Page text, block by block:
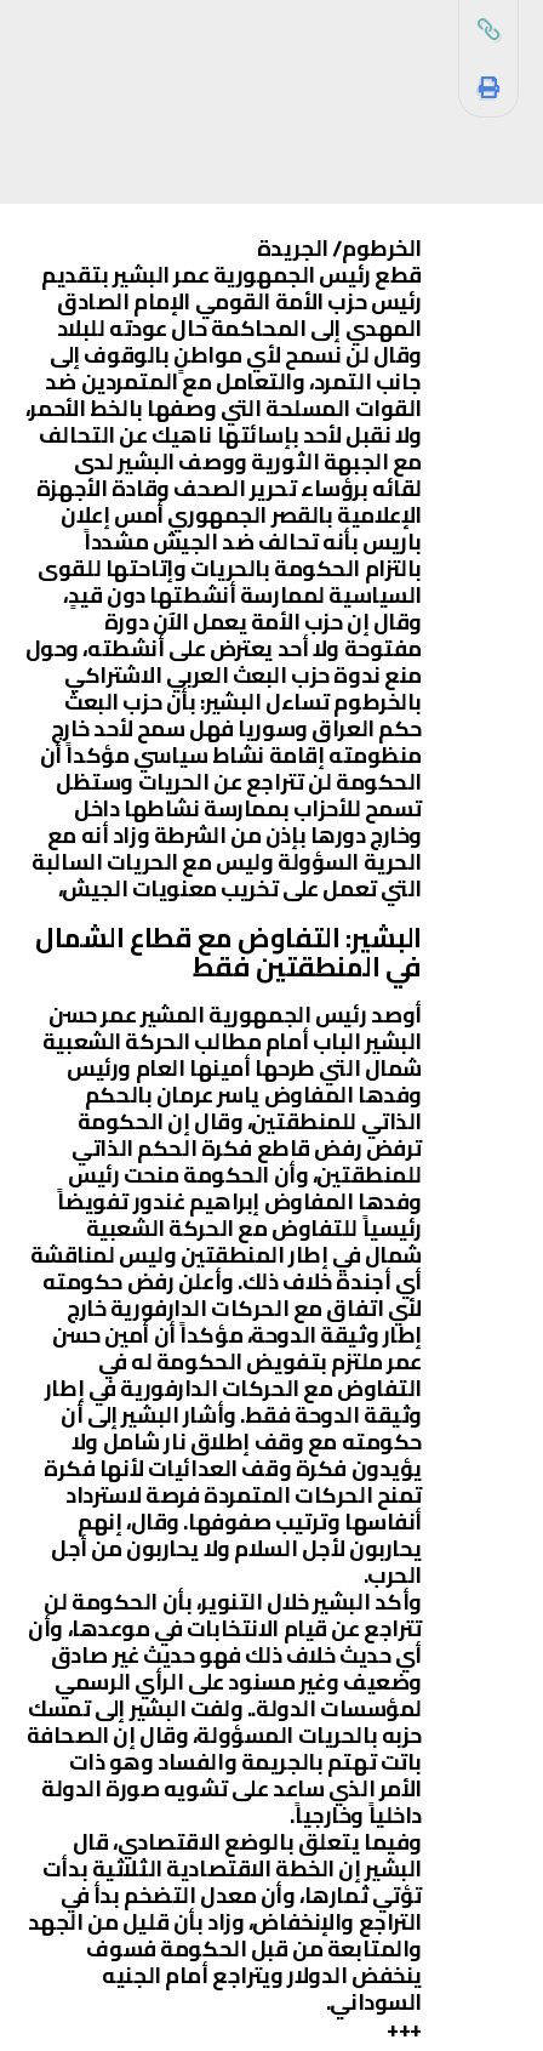
الخرطوم/ الجريدة
قطع رئيس الجمهورية عمر البشير بتقديم
رئيس حزب الأمة القومي الإمام الصادق
المهدي إلى المحاكمة حال عودته للبلاد
وقال لن نسمح لأي مواطنٍ بالوقوف إلى
جانب التمرد، والتعامل مع المتمردين ضد
القوات المسلحة التي وصفها بالخط الأحمر،
ولا نقبل لأحد بإسائتها ناهيك عن التحالف
مع الجبهة الثورية ووصف البشير لدى
لقائه برؤساء تحرير الصحف وقادة الأجهزة
الإعلامية بالقصر الجمهوري أمس إعلان
باريس بأنه تحالف ضد الجيش مشدداً
بالتزام الحكومة بالحريات وإتاحتها للقوى
السياسية لممارسة أنشطتها دون قيدٍ،
وقال إن حزب الأمة يعمل الآن دورة
مفتوحة ولا أحد يعترض على أنشطته، وحول
منع ندوة حزب البعث العربي الاشتراكي
بالخرطوم تساءل البشير: بأن حزب البعث
حكم العراق وسوريا فهل سمح لأحد خارج
منظومته إقامة نشاط سياسي مؤكداً أن
الحكومة لن تتراجع عن الحريات وستظل
تسمح للأحزاب بممارسة نشاطها داخل
وخارج دورها بإذن من الشرطة وزاد أنه مع
الحرية السؤولة وليس مع الحريات السالبة
التي تعمل على تخريب معنويات الجيش،
البشير: التفاوض مع قطاع الشمال
في المنطقتين فقط
أوصد رئيس الجمهورية المشير عمر حسن
البشير الباب أمام مطالب الحركة الشعبية
شمال التي طرحها أمينها العام ورئيس
وفدها المفاوض ياسر عرمان بالحكم
الذاتي للمنطقتين، وقال إن الحكومة
ترفض رفض قاطع فكرة الحكم الذاتي
للمنطقتين، وأن الحكومة منحت رئيس
وفدها المفاوض إبراهيم غندور تفويضاً
رئيسياً للتفاوض مع الحركة الشعبية
شمال في إطار المنطقتين وليس لمناقشة
أي أجندة خلاف ذلك. وأعلن رفض حكومته
لأي اتفاق مع الحركات الدارفورية خارج
إطار وثيقة الدوحة، مؤكداً أن أمين حسن
عمر ملتزم بتفويض الحكومة له في
التفاوض مع الحركات الدارفورية في إطار
وثيقة الدوحة فقط. وأشار البشير إلى أن
حكومته مع وقف إطلاق نار شامل ولا
يؤيدون فكرة وقف العدائيات لأنها فكرة
تمنح الحركات المتمردة فرصة لاسترداد
أنفاسها وترتيب صفوفها. وقال، إنهم
يحاربون لأجل السلام ولا يحاربون من أجل
الحرب.
وأكد البشير خلال التنوير، بأن الحكومة لن
تتراجع عن قيام الانتخابات في موعدها، وأن
أي حديث خلاف ذلك فهو حديث غير صادق
وضعيف وغير مسنود على الرأي الرسمي
لمؤسسات الدولة.. ولفت البشير إلى تمسك
حزبه بالحريات المسؤولة، وقال إن الصحافة
باتت تهتم بالجريمة والفساد وهو ذات
الأمر الذي ساعد على تشويه صورة الدولة
داخلياً وخارجياً.
وفيما يتعلق بالوضع الاقتصادي، قال
البشير إن الخطة الاقتصادية الثلاثية بدأت
تؤتي ثمارها، وأن معدل التضخم بدأ في
التراجع والإنخفاض، وزاد بأن قليل من الجهد
والمتابعة من قبل الحكومة فسوف
ينخفض الدولار ويتراجع أمام الجنيه
السوداني.
+++